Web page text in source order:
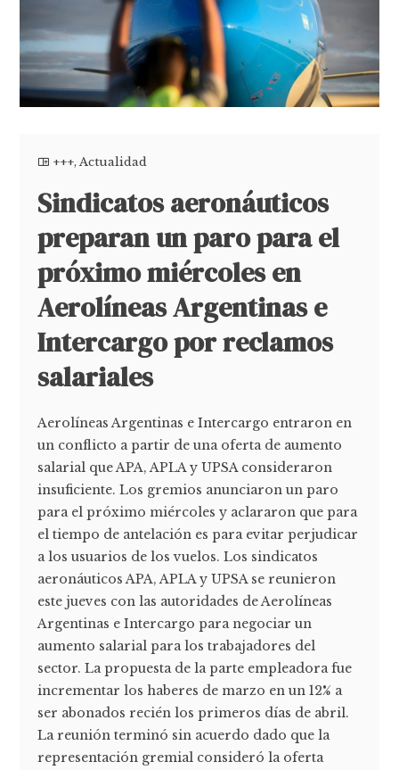
+++,Actualidad
Sindicatos aeronáuticos
preparan un paro para el
próximo miércoles en
Aerolíneas Argentinas e
Intercargo por reclamos
salariales
Aerolíneas Argentinas e Intercargo entraron en
un conflicto a partir de una oferta de aumento
salarial que APA, APLA y UPSA consideraron
insuficiente. Los gremios anunciaron un paro
para el próximo miércoles y aclararon que para
el tiempo de antelación es para evitar perjudicar
a los usuarios de los vuelos. Los sindicatos
aeronáuticos APA, APLA y UPSA se reunieron
este jueves con las autoridades de Aerolíneas
Argentinas e Intercargo para negociar un
aumento salarial para los trabajadores del
sector. La propuesta de la parte empleadora fue
incrementar los haberes de marzo en un 12% a
ser abonados recién los primeros días de abril.
La reunión terminó sin acuerdo dado que la
representación gremial consideró la oferta